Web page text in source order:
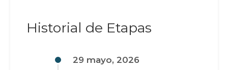
Historial de Etapas
29 mayo, 2026